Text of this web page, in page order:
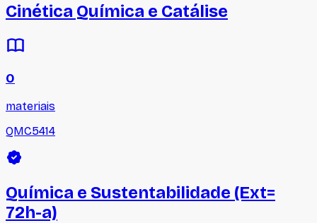
Cinética Química e Catálise
0
materiais
QMC5414
Química e Sustentabilidade (Ext=
72h-a)